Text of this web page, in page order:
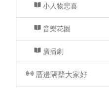
小人物悲喜
音樂花園
廣播劇
厝邊隔壁大家好